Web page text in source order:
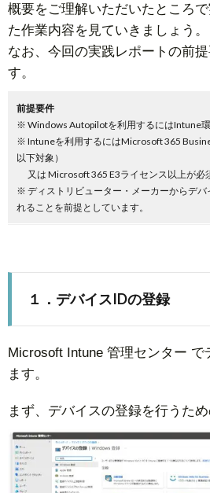
概要をご理解いただいたところ
た作業内容を見ていきましょう。
なお、今回の実践レポートの前
す。
前提要件
※ Windows Autopilotを利用するにはIntune
※ Intuneを利用するにはMicrosoft 365
以下対象）
又は Microsoft 365 E3ライセンス以上が必
※ ディストリビューター・メーカーからデバ
れることを前提としています。
１．デバイスIDの登録
Microsoft Intune 管理センター で
ます。
まず、デバイスの登録を行うため